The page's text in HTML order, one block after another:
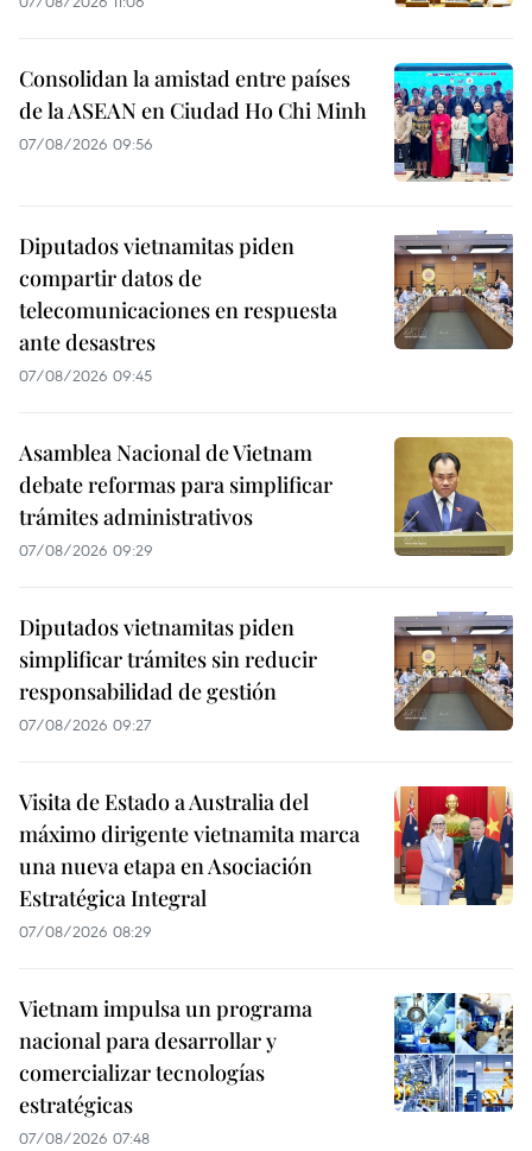
Consolidan la amistad entre países
de la ASEAN en Ciudad Ho Chi Minh
07/08/2026 09:56
Diputados vietnamitas piden
compartir datos de
telecomunicaciones en respuesta
ante desastres
07/08/2026 09:45
Asamblea Nacional de Vietnam
debate reformas para simplificar
trámites administrativos
07/08/2026 09:29
Diputados vietnamitas piden
simplificar trámites sin reducir
responsabilidad de gestión
07/08/2026 09:27
Visita de Estado a Australia del
máximo dirigente vietnamita marca
una nueva etapa en Asociación
Estratégica Integral
07/08/2026 08:29
Vietnam impulsa un programa
nacional para desarrollar y
comercializar tecnologías
estratégicas
07/08/2026 07:48